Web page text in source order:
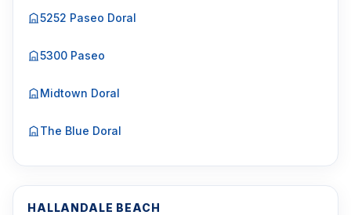
5252 Paseo Doral
5300 Paseo
Midtown Doral
The Blue Doral
HALLANDALE BEACH